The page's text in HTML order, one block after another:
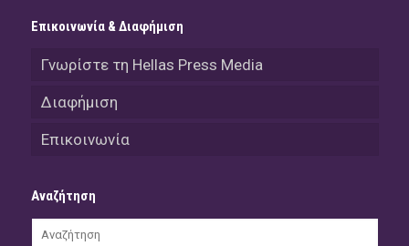
Επικοινωνία & Διαφήμιση
Γνωρίστε τη Hellas Press Media
Διαφήμιση
Επικοινωνία
Αναζήτηση